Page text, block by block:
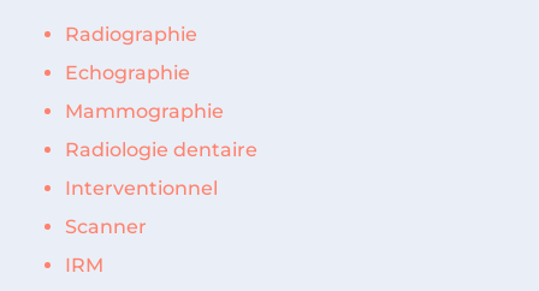
Radiographie
Echographie
Mammographie
Radiologie dentaire
Interventionnel
Scanner
IRM